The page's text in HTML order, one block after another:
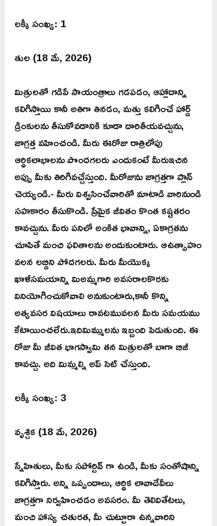
లక్కీ సంఖ్య: 1
తుల (18 మే, 2026)
మిత్రులతో గడిపే సాయంత్రాలు గడపడం, ఆహ్లాదాన్ని
కలిగిస్తాయి కానీ అతిగా తినడం, మత్తు కలిగించే హార్డ్
డ్రింకులను తీసుకోవడానికి కూడా దారితీయవచ్చును,
జాగ్రత్త వహించండి. మీరు ఈరోజు రాత్రిలోపు
ఆర్ధికలాభాలను పొందగలరు ఎందుకంటే మీరుఇచిన
అప్పు మీకు తిరిగివచ్చేస్తుంది. మీరోజును జాగ్రత్తగా ప్లాన్
చెయ్యండి.- మీరు విశ్వసించేవారితో మాటాడి వారినుండి
సహకారం తీసుకొండి. ప్రేమైక జీవితం కొంత కష్టతరం
కావచ్చును. మీరు పనిలో అంకిత భావాన్ని, ఏకాగ్రతను
చూపితే మంచి ఫలితాలను అందుకుంటారు. ఆఉత్సాహం
వలన లబ్దిని పోదగలరు. మీరు మీయొక్క
ఖాళీసమయాన్ని మిఅమ్మగారి అవసరాలకొరకు
వినియోగించుకోవాలి అనుకుంటారు,కానీ కొన్ని
అత్యవసర విషయాలు రావటమువలన మీరు సమయము
కేటాయించలేరు.ఇదిమిమ్ములను ఇబ్బంది పెడుతుంది. ఈ
రోజు మీ జీవిత భాగస్వామి తన మిత్రులతో బాగా బిజీ
కావచ్చు. అది మిమ్మల్ని అప్ సెట్ చేస్తుంది.
లక్కీ సంఖ్య: 3
వృశ్చిక (18 మే, 2026)
స్నేహితులు, మీకు సపోర్టివ్ గా ఉండి, మీకు సంతోషాన్ని
కలిగిస్తారు. అన్ని ఒప్పందాలు, ఆర్థిక లావాదేవీలు
జాగ్రత్తగా నిర్వహించడం అవసరం. మీ తెలివితేటలు,
మంచి హాస్య చతురత, మీ చుట్టూరా ఉన్నవారిని